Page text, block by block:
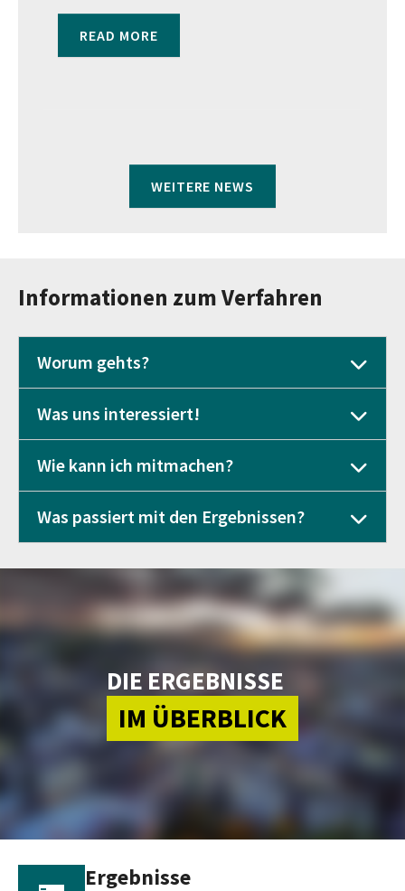
READ MORE
WEITERE NEWS
Informationen zum Verfahren
Worum gehts?
Was uns interessiert!
Wie kann ich mitmachen?
Was passiert mit den Ergebnissen?
DIE ERGEBNISSE
IM ÜBERBLICK
Ergebnisse